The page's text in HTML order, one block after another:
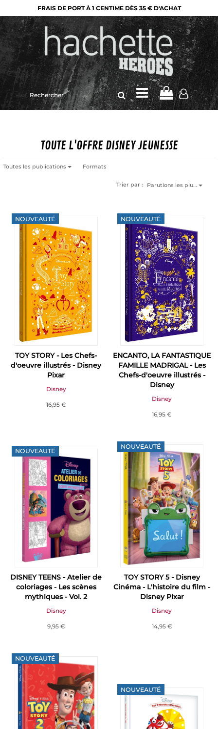
FRAIS DE PORT À 1 CENTIME DÈS 35 € D'ACHAT
Rechercher
sur
le
TOUTE L'OFFRE DISNEY JEUNESSE
Toutes les publications Formats
Trier par : Parutions les plu…
NOUVEAUTÉ
TOY STORY - Les Chefs-
d'oeuvre illustrés - Disney
Pixar
Disney
16,95 €
NOUVEAUTÉ
ENCANTO, LA FANTASTIQUE
FAMILLE MADRIGAL - Les
Chefs-d'oeuvre illustrés -
Disney
Disney
16,95 €
NOUVEAUTÉ
DISNEY TEENS - Atelier de
coloriages - Les scènes
mythiques - Vol. 2
Disney
9,95 €
NOUVEAUTÉ
TOY STORY 5 - Disney
Cinéma - L'histoire du film -
Disney Pixar
Disney
14,95 €
NOUVEAUTÉ
NOUVEAUTÉ